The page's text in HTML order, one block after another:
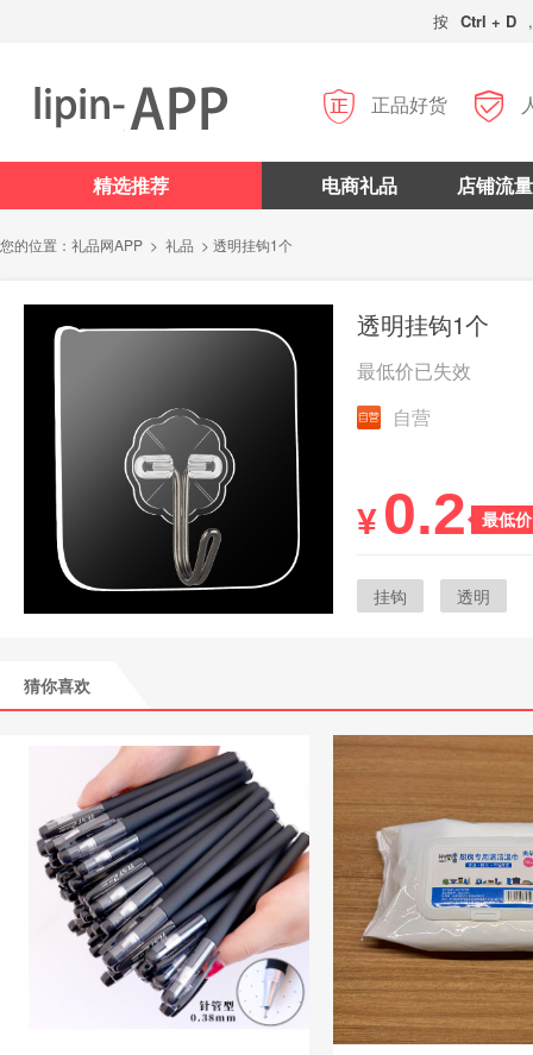
按 Ctrl + D
 正品好货 
精选推荐 电商礼品 店铺流量
您的位置： 礼品网APP > 礼品 > 透明挂钩1个
透明挂钩1个
最低价已失效
自营
最低价
¥ 0.2
挂钩 透明
猜你喜欢